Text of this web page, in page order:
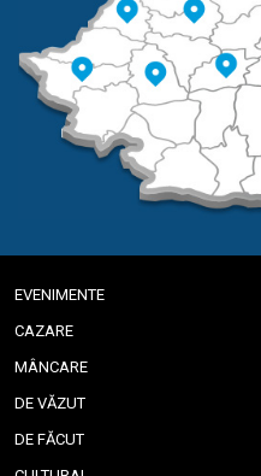
EVENIMENTE
CAZARE
MÂNCARE
DE VĂZUT
DE FĂCUT